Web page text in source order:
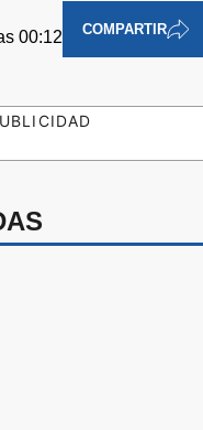
00:12 COMPARTIR